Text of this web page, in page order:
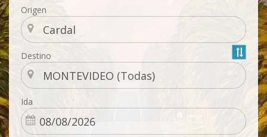
Origen
Destino
Ida